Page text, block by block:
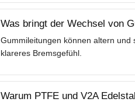
Was bringt der Wechsel von
Gummileitungen können altern und
klareres Bremsgefühl.
Warum PTFE und V2A